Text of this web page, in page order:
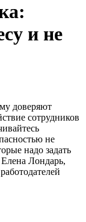
и не
доверяют
сотрудников
не
надо задать
Лондарь,